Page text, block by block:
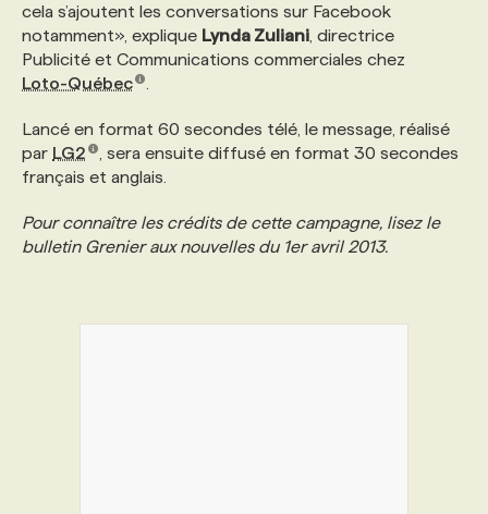
ANNONCEZ AVEC NOUS
cela s’ajoutent les conversations sur Facebook
notamment», explique Lynda Zuliani , directrice
Publicité et Communications commerciales chez
Loto-Québec
Lancé en format 60 secondes télé, le message, réalisé
par LG2
, sera ensuite diffusé en format 30 secondes
français et anglais.
Pour connaître les crédits de cette campagne, lisez le
bulletin Grenier aux nouvelles du 1er avril 2013.